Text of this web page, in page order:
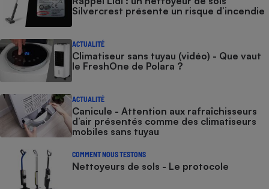
Silvercrest présente un risque d’incendie
ACTUALITÉ
Climatiseur sans tuyau (vidéo) - Que vaut
le FreshOne de Polara ?
ACTUALITÉ
Canicule - Attention aux rafraîchisseurs
d’air présentés comme des climatiseurs
mobiles sans tuyau
COMMENT NOUS TESTONS
Nettoyeurs de sols - Le protocole